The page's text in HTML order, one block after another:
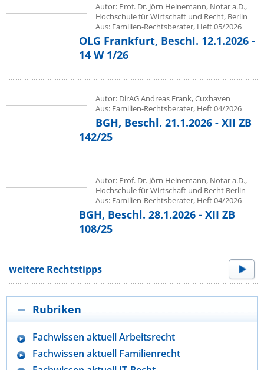
Autor: Prof. Dr. Jörn Heinemann, Notar a.D.,
Hochschule für Wirtschaft und Recht, Berlin
Aus: Familien-Rechtsberater, Heft 05/2026
OLG Frankfurt, Beschl. 12.1.2026 -
14 W 1/26
Autor: DirAG Andreas Frank, Cuxhaven
Aus: Familien-Rechtsberater, Heft 04/2026
BGH, Beschl. 21.1.2026 - XII ZB
142/25
Autor: Prof. Dr. Jörn Heinemann, Notar a.D.,
Hochschule für Wirtschaft und Recht Berlin
Aus: Familien-Rechtsberater, Heft 04/2026
BGH, Beschl. 28.1.2026 - XII ZB
108/25
weitere Rechtstipps
Rubriken
Fachwissen aktuell Arbeitsrecht
Fachwissen aktuell Familienrecht